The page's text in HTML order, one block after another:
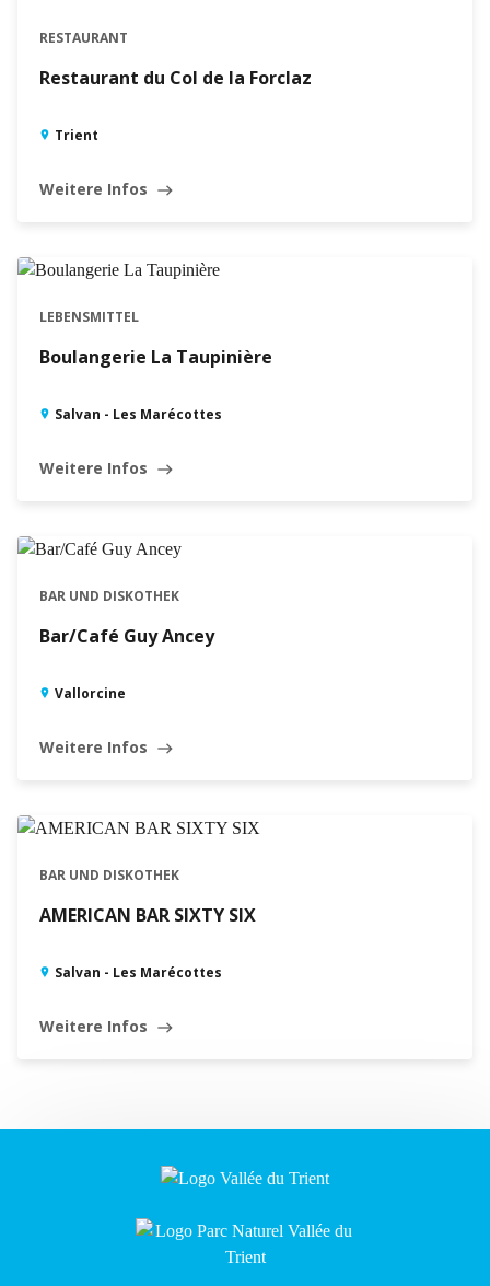
RESTAURANT
Restaurant du Col de la Forclaz
Trient
Weitere Infos east
LEBENSMITTEL
Boulangerie La Taupinière
Salvan - Les Marécottes
Weitere Infos east
BAR UND DISKOTHEK
Bar/Café Guy Ancey
Vallorcine
Weitere Infos east
BAR UND DISKOTHEK
AMERICAN BAR SIXTY SIX
Salvan - Les Marécottes
Weitere Infos east